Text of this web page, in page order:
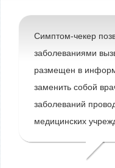
Симптом-чекер
заболеваниями
размещен в
заменить собой
заболеваний
медицинских